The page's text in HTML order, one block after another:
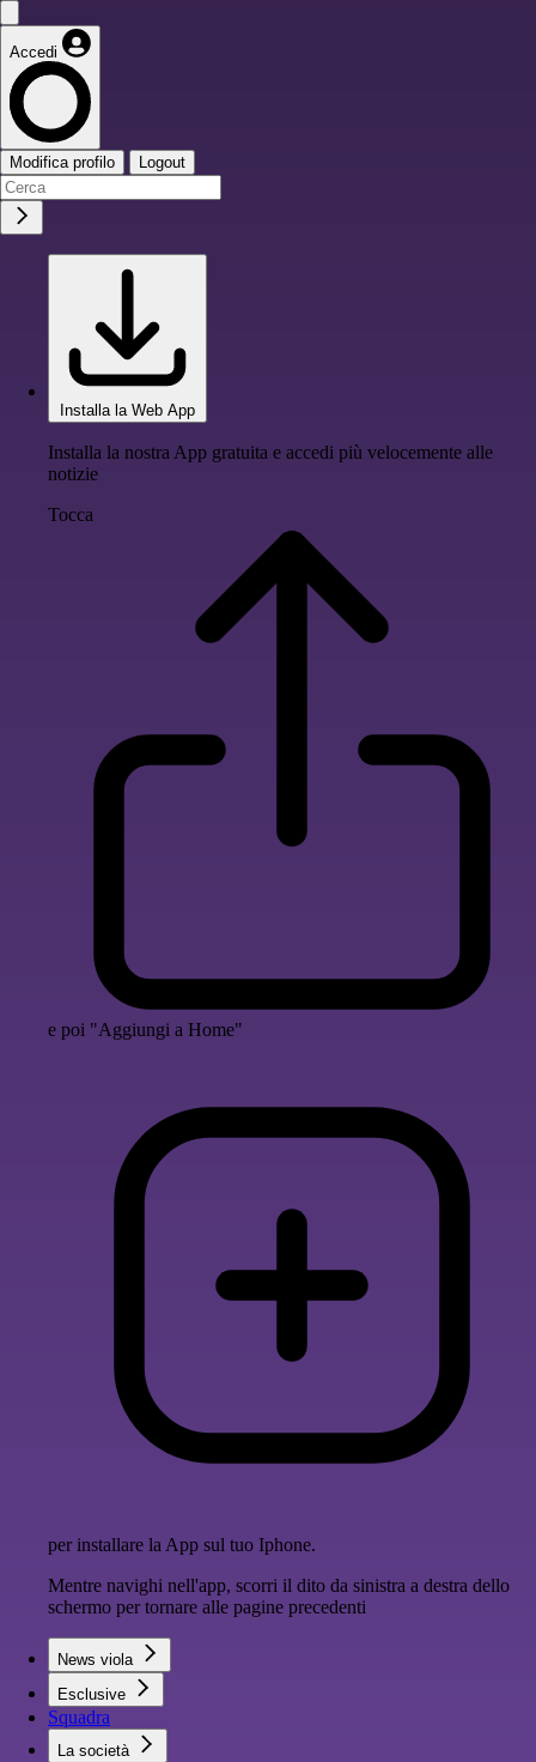
Accedi
Modifica profilo Logout
Installa la Web App
Installa la nostra App gratuita e accedi più velocemente alle
notizie
Tocca
e poi "Aggiungi a Home"
per installare la App sul tuo Iphone.
Mentre navighi nell'app, scorri il dito da sinistra a destra dello
schermo per tornare alle pagine precedenti
News viola
Esclusive
Squadra
La società